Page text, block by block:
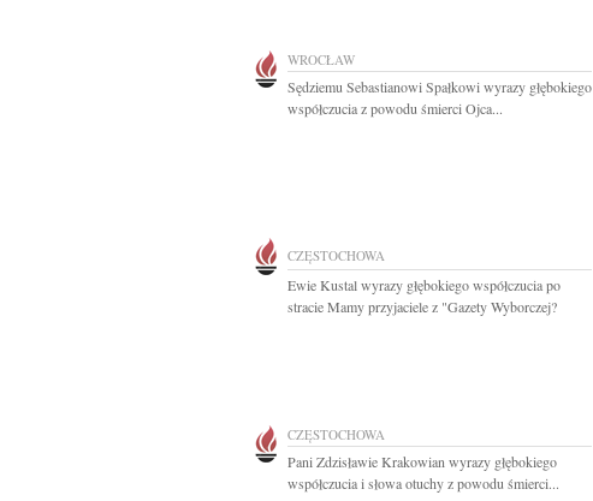
WROCŁAW
Sędziemu Sebastianowi Spałkowi wyrazy głębokiego
współczucia z powodu śmierci Ojca...
CZĘSTOCHOWA
Ewie Kustal wyrazy głębokiego współczucia po
stracie Mamy przyjaciele z "Gazety Wyborczej?
CZĘSTOCHOWA
Pani Zdzisławie Krakowian wyrazy głębokiego
współczucia i słowa otuchy z powodu śmierci...